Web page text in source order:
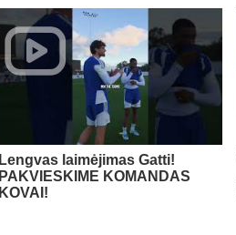
Lengvas laimėjimas Gatti!
PAKVIESKIME KOMANDAS
KOVAI!